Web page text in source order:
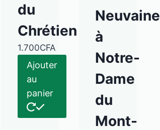
du
Chrétien
1.700CFA
Ajouter
au
panier
Neuvaine
à
Notre-
Dame
du
Mont-